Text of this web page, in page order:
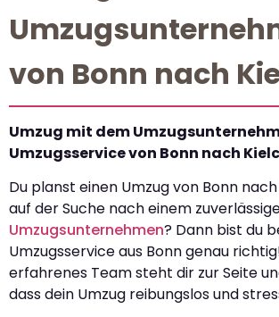
von Bonn nach
Umzug mit dem
Umzugsservice von Bonn nach
Du planst einen Umzug von Bonn
auf der Suche nach einem
Umzugsunternehmen? Dann bist du
Umzugsservice aus Bonn genau
erfahrenes Team steht dir zur Seite
dass dein Umzug reibungslos und